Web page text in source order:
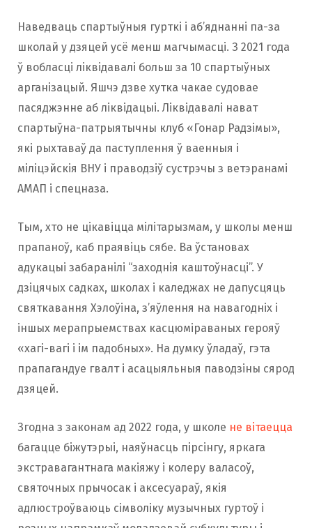
Наведваць спартыўныя гурткі і аб’яднанні па-за
школай у дзяцей усё менш магчымасці. З 2021 года
ў вобласці ліквідавалі больш за 10 спартыўных
арганізацый. Яшчэ дзве хутка чакае судовае
пасяджэнне аб ліквідацыі. Ліквідавалі нават
спартыўна-патрыятычны клуб «Гонар Радзімы»,
які рыхтаваў да паступлення ў ваенныя і
міліцэйскія ВНУ і праводзіў сустрэчы з ветэранамі
АМАП і спецназа.
Тым, хто не цікавіцца мілітарызмам, у школы менш
прапаноў, каб праявіць сябе. Ва ўстановах
адукацыі забаранілі “заходнія каштоўнасці”. У
дзіцячых садках, школах і каледжах не дапусцяць
святкавання Хэлоўіна, з’яўлення на навагодніх і
іншых мерапрыемствах касцюміраваных герояў
«хагі-вагі і ім падобных». На думку ўладаў, гэта
прапагандуе гвалт і асацыяльныя паводзіны сярод
дзяцей.
Згодна з законам ад 2022 года, у школе не вітаецца
багацце біжутэрыі, наяўнасць пірсінгу, яркага
экстравагантнага макіяжу і колеру валасоў,
святочных прычосак і аксесуараў, якія
адлюстроўваюць сімволіку музычных гуртоў і